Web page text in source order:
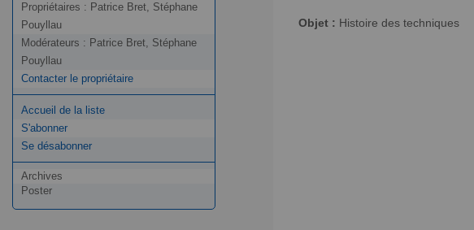
Propriétaires : Patrice Bret, Stéphane
Pouyllau
Modérateurs : Patrice Bret, Stéphane
Pouyllau
Contacter le propriétaire
Accueil de la liste
S'abonner
Se désabonner
Archives
Poster
Objet : Histoire des techniques